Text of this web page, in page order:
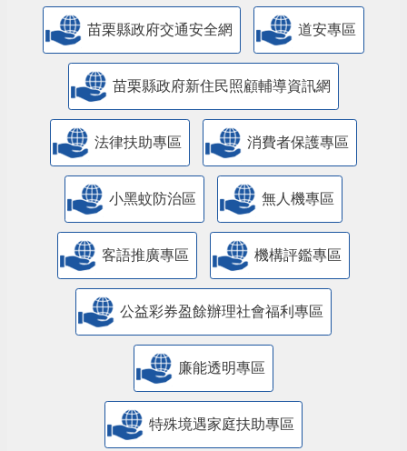
苗栗縣政府交通安全網 道安專區
苗栗縣政府新住民照顧輔導資訊網
法律扶助專區 消費者保護專區
小黑蚊防治區 無人機專區
客語推廣專區 機構評鑑專區
公益彩券盈餘辦理社會福利專區
廉能透明專區
特殊境遇家庭扶助專區